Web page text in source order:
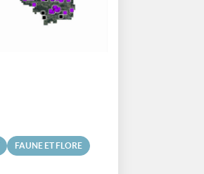
FAUNE ET FLORE